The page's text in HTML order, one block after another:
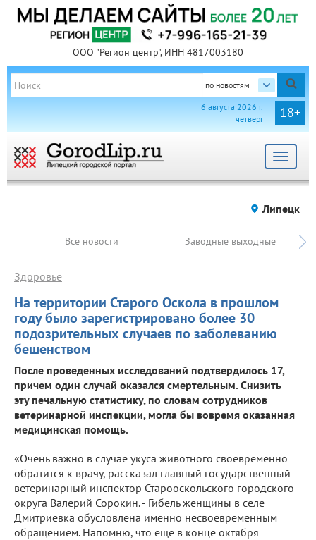
ООО "Регион центр", ИНН 4817003180
по новостям
18+
6 августа 2026 г.
четверг
Toggle
Липецк
Все новости Заводные выходные
На территории Старого Оскола в прошлом
году было зарегистрировано более 30
подозрительных случаев по заболеванию
бешенством
Здоровье
После проведенных исследований подтвердилось 17,
причем один случай оказался смертельным. Снизить
эту печальную статистику, по словам сотрудников
ветеринарной инспекции, могла бы вовремя оказанная
медицинская помощь.
«Очень важно в случае укуса животного своевременно
обратится к врачу, рассказал главный государственный
ветеринарный инспектор Старооскольского городского
округа Валерий Сорокин. - Гибель женщины в селе
Дмитриевка обусловлена именно несвоевременным
обращением. Напомню, что еще в конце октября